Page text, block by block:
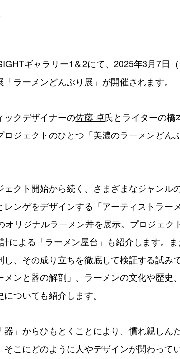
ギャラリー1＆2にて、2025年3月7日
「ラーメンどんぶり展」が開催されます。
ックデザイナーの佐藤 卓氏とライターの橋
ロジェクトのひとつ「美濃のラーメンどん
ェクト開始から続く、さまざまなジャンル
レンゲをデザインする「アーティストラー
オリジナルラーメン丼を展示。プロジェク
による「ラーメン屋台」も紹介します。
し、その成り立ちを徹底して検証する試み
メンと器の解剖」、ラーメンの文化や歴史
ついても紹介します。
器」からひもとくことにより、慣れ親しん
そこにどのように人やデザインが関わって